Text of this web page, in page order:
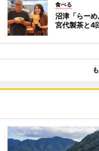
食べる
沼津「らー
宮代製茶と4